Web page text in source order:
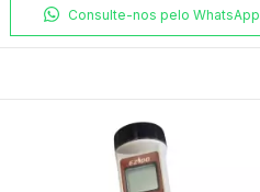
Consulte-nos pelo WhatsApp